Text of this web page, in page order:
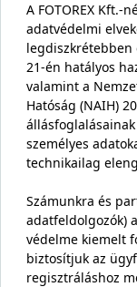
A FOTOREX Kft.-
adatvédelmi
legdiszkrétebben
21-én hatályos
valamint a
Hatóság (NAIH)
személyes
technikailag
Számunkra és
adatfeldolgozók)
védelme kiemelt
biztosítjuk az
regisztráláshoz